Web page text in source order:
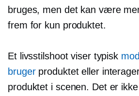
bruges, men det kan være
frem for kun produktet.
Et livsstilshoot viser typisk
brugerproduktet eller
produktet i scenen. Det er